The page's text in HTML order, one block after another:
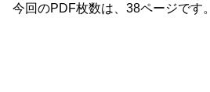
今回のPDF枚数は、38ページです。